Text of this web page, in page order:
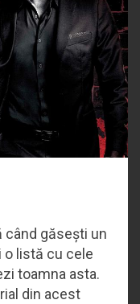
când găsești un
o listă cu cele
toamna asta.
din acest